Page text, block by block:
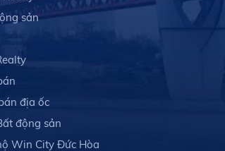
sản
địa ốc
động sản
Win City Đức Hòa